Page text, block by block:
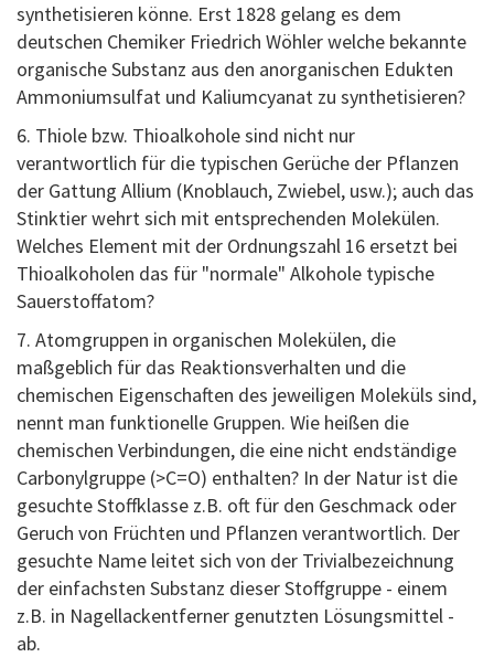
synthetisieren könne. Erst 1828 gelang es dem
deutschen Chemiker Friedrich Wöhler welche bekannte
organische Substanz aus den anorganischen Edukten
Ammoniumsulfat und Kaliumcyanat zu synthetisieren?
6. Thiole bzw. Thioalkohole sind nicht nur
verantwortlich für die typischen Gerüche der Pflanzen
der Gattung Allium (Knoblauch, Zwiebel, usw.); auch das
Stinktier wehrt sich mit entsprechenden Molekülen.
Welches Element mit der Ordnungszahl 16 ersetzt bei
Thioalkoholen das für "normale" Alkohole typische
Sauerstoffatom?
7. Atomgruppen in organischen Molekülen, die
maßgeblich für das Reaktionsverhalten und die
chemischen Eigenschaften des jeweiligen Moleküls sind,
nennt man funktionelle Gruppen. Wie heißen die
chemischen Verbindungen, die eine nicht endständige
Carbonylgruppe (>C=O) enthalten? In der Natur ist die
gesuchte Stoffklasse z.B. oft für den Geschmack oder
Geruch von Früchten und Pflanzen verantwortlich. Der
gesuchte Name leitet sich von der Trivialbezeichnung
der einfachsten Substanz dieser Stoffgruppe - einem
z.B. in Nagellackentferner genutzten Lösungsmittel -
ab.